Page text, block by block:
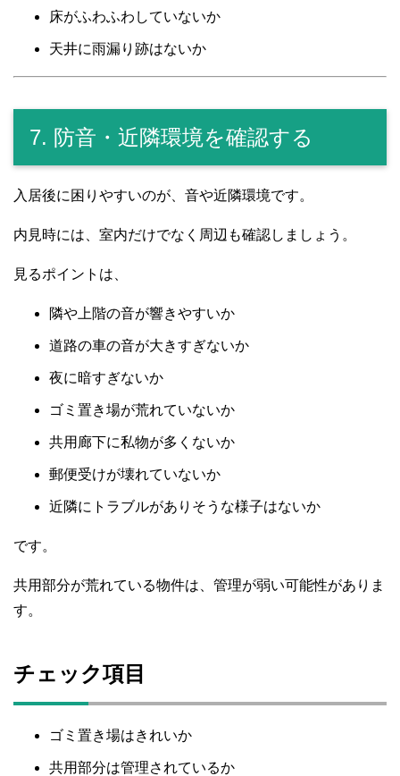
床がふわふわしていないか
天井に雨漏り跡はないか
7. 防音・近隣環境を確認する
入居後に困りやすいのが、音や近隣環境です。
内見時には、室内だけでなく周辺も確認しましょう。
見るポイントは、
隣や上階の音が響きやすいか
道路の車の音が大きすぎないか
夜に暗すぎないか
ゴミ置き場が荒れていないか
共用廊下に私物が多くないか
郵便受けが壊れていないか
近隣にトラブルがありそうな様子はないか
です。
共用部分が荒れている物件は、管理が弱い可能性がありま
す。
チェック項目
ゴミ置き場はきれいか
共用部分は管理されているか